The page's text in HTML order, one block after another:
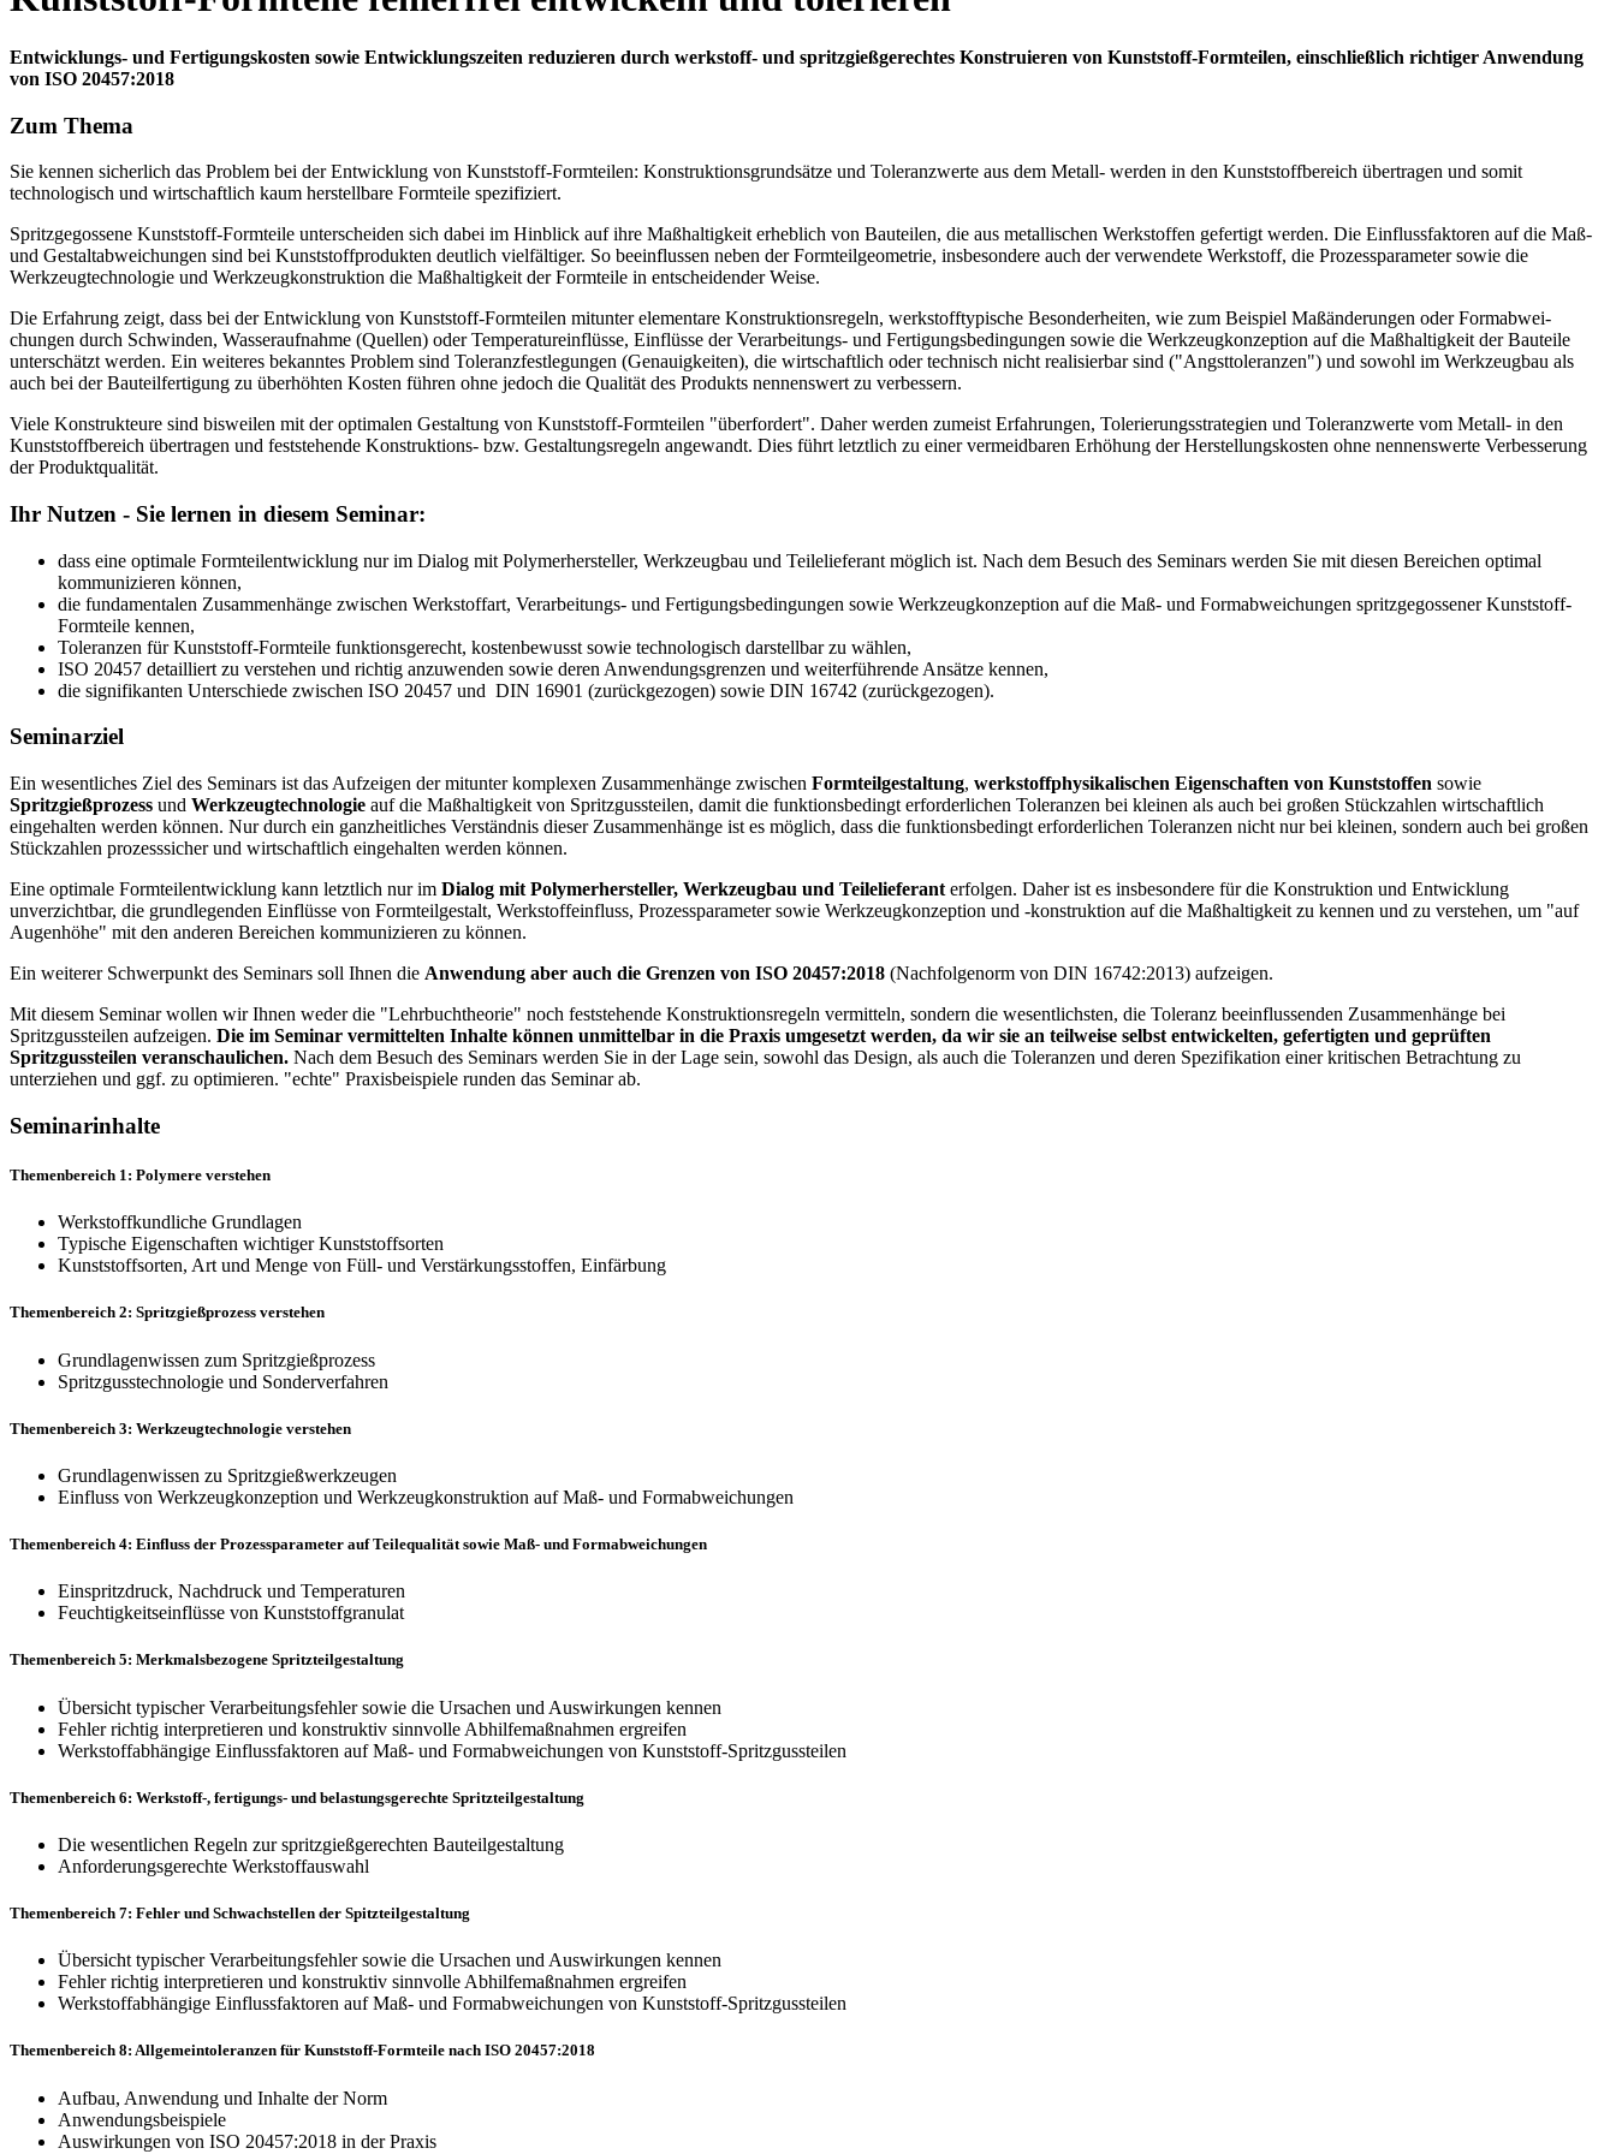
Entwicklungs- und Fertigungskosten sowie Entwicklungszeiten reduzieren durch werkstoff- und spritzgießgerechtes Konstruieren von Kunststoff-Formteilen, einschließlich richtiger Anwendung
von ISO 20457:2018
Zum Thema
Sie kennen sicherlich das Problem bei der Entwicklung von Kunststoff-Formteilen: Konstruktionsgrundsätze und Toleranzwerte aus dem Metall- werden in den Kunststoffbereich übertragen und somit
technologisch und wirtschaftlich kaum herstellbare Formteile spezifiziert.
Spritzgegossene Kunststoff-Formteile unterscheiden sich dabei im Hinblick auf ihre Maßhaltigkeit erheblich von Bautei­len, die aus metalli­schen Werkstoffen gefertigt werden. Die Einflussfaktoren auf die Maß-
und Gestaltabweichun­gen sind bei Kunststoffprodukten deutlich vielfältiger. So beeinflussen neben der Formteilgeometrie, ins­beson­dere auch der verwen­dete Werk­stoff, die Prozessparameter sowie die
Werkzeugtechnologie und Werkzeugkon­struktion die Maßhaltigkeit der Formteile in entscheidender Weise.
Die Erfahrung zeigt, dass bei der Entwicklung von Kunststoff-Form­teilen mitunter elementare Konstrukti­onsre­geln, werkstofftypische Besonderhei­ten, wie zum Beispiel Maßänderungen oder Formabwei­
chungen durch Schwinden, Wasseraufnahme (Quel­len) oder Temperatureinflüsse, Einflüsse der Verarbeitungs- und Fertigungs­bedingungen sowie die Werkzeugkonzeption auf die Maßhaltigkeit der Bauteile
unterschätzt wer­den. Ein weiteres bekanntes Problem sind Toleranzfestlegungen (Genauigkei­ten), die wirtschaftlich oder technisch nicht reali­sierbar sind ("Angsttoleranzen") und sowohl im Werkzeugbau als
auch bei der Bauteilfertigung zu über­höh­ten Kosten führen ohne jedoch die Quali­tät des Produkts nennenswert zu verbessern.
Viele Konstrukteure sind bisweilen mit der optimalen Gestaltung von Kunststoff-Formteilen "überfordert". Daher werden zumeist Erfahrungen, Tolerie­rungsstra­tegien und Toleranzwerte vom Metall- in den
Kunststoffbe­reich übertragen und feststehende Konstruktions- bzw. Gestaltungsregeln angewandt. Dies führt letztlich zu einer vermeidbaren Erhöhung der Herstellungskosten ohne nennenswerte Verbesserung
der Produktqualität.
Ihr Nutzen - Sie lernen in diesem Seminar:
dass eine optimale Formteilentwicklung nur im Dialog mit Polymerhersteller, Werkzeugbau und Teilelieferant möglich ist. Nach dem Besuch des Seminars werden Sie mit diesen Bereichen optimal
kommunizieren können,
die fundamentalen Zusammenhänge zwischen Werkstoffart, Verarbeitungs- und Fertigungsbedingungen sowie Werkzeugkonzeption auf die Maß- und Formabweichungen spritzgegossener Kunststoff-
Formteile kennen,
Toleranzen für Kunststoff-Formteile funktionsgerecht, kostenbewusst sowie technologisch darstellbar zu wählen,
ISO 20457 detailliert zu verstehen und richtig anzuwenden sowie deren Anwendungsgrenzen und weiterführende Ansätze kennen,
die signifikanten Unterschiede zwischen ISO 20457 und DIN 16901 (zurückgezogen) sowie DIN 16742 (zurückgezogen).
Seminarziel
Ein wesentliches Ziel des Seminars ist das Aufzeigen der mitunter komplexen Zusammenhänge zwischen Formteilgestaltung, werkstoffphysikalischen Eigenschaften von Kunststoffen sowie
Spritzgießprozess und Werkzeugtechnologie auf die Maßhaltigkeit von Spritzgussteilen, damit die funktionsbedingt erforderlichen Toleranzen bei kleinen als auch bei großen Stückzahlen wirtschaftlich
eingehalten werden können. Nur durch ein ganzheitliches Verständnis dieser Zusammenhänge ist es möglich, dass die funktionsbedingt erforderlichen Toleranzen nicht nur bei kleinen, sondern auch bei großen
Stückzahlen prozesssicher und wirtschaftlich eingehalten werden können.
Eine optimale Formteilentwicklung kann letztlich nur im Dialog mit Polymerhersteller, Werkzeugbau und Teilelie­ferant erfolgen. Daher ist es insbesondere für die Konstruktion und Entwicklung
unverzichtbar, die grundlegenden Ein­flüsse von Formteilgestalt, Werkstoffeinfluss, Prozessparameter sowie Werkzeugkon­zeption und -konstruktion auf die Maßhaltigkeit zu kennen und zu verstehen, um "auf
Augenhöhe" mit den anderen Bereichen kommunizieren zu können.
Ein weiterer Schwerpunkt des Seminars soll Ihnen die Anwendung aber auch die Grenzen von ISO 20457:2018 (Nachfolgenorm von DIN 16742:2013) aufzeigen.
Mit diesem Seminar wollen wir Ihnen weder die "Lehrbuchtheorie" noch feststehende Konstruktionsregeln vermitteln, sondern die wesentlichsten, die Toleranz beeinflussenden Zusammenhänge bei
Spritzgussteilen aufzeigen. Die im Seminar vermittelten Inhalte können unmittelbar in die Praxis umgesetzt werden, da wir sie an teilweise selbst entwickelten, gefertigten und geprüften
Spritzgussteilen veranschaulichen. Nach dem Besuch des Seminars werden Sie in der Lage sein, sowohl das Design, als auch die Toleranzen und deren Spezifikation einer kritischen Betrachtung zu
unterziehen und ggf. zu optimieren. "echte" Praxisbeispiele runden das Seminar ab.
Seminarinhalte
Themenbereich 1: Polymere verstehen
Werkstoffkundliche Grundlagen
Typische Eigenschaften wichtiger Kunststoffsorten
Kunststoffsorten, Art und Menge von Füll- und Verstärkungsstoffen, Einfärbung
Themenbereich 2: Spritzgießprozess verstehen
Grundlagenwissen zum Spritzgießprozess
Spritzgusstechnologie und Sonderverfahren
Themenbereich 3: Werkzeugtechnologie verstehen
Grundlagenwissen zu Spritzgießwerkzeugen
Einfluss von Werkzeugkonzeption und Werkzeugkonstruktion auf Maß- und Formabweichungen
Themenbereich 4: Einfluss der Prozessparameter auf Teilequalität sowie Maß- und Formabweichungen
Einspritzdruck, Nachdruck und Temperaturen
Feuchtigkeitseinflüsse von Kunststoffgranulat
Themenbereich 5: Merkmalsbezogene Spritzteilgestaltung
Übersicht typischer Verarbeitungsfehler sowie die Ursachen und Auswirkungen kennen
Fehler richtig interpretieren und konstruktiv sinnvolle Abhilfemaßnahmen ergreifen
Werkstoffabhängige Einflussfaktoren auf Maß- und Formabweichungen von Kunststoff-Spritzgussteilen
Themenbereich 6: Werkstoff-, fertigungs- und belastungsgerechte Spritzteilgestaltung
Die wesentlichen Regeln zur spritzgießgerechten Bauteilgestaltung
Anforderungsgerechte Werkstoffauswahl
Themenbereich 7: Fehler und Schwachstellen der Spitzteilgestaltung
Übersicht typischer Verarbeitungsfehler sowie die Ursachen und Auswirkungen kennen
Fehler richtig interpretieren und konstruktiv sinnvolle Abhilfemaßnahmen ergreifen
Werkstoffabhängige Einflussfaktoren auf Maß- und Formabweichungen von Kunststoff-Spritzgussteilen
Themenbereich 8: Allgemeintoleranzen für Kunststoff-Formteile nach ISO 20457:2018
Aufbau, Anwendung und Inhalte der Norm
Anwendungsbeispiele
Auswirkungen von ISO 20457:2018 in der Praxis